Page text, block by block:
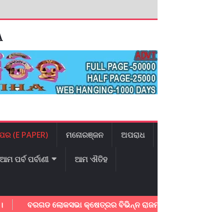
(E PAPER) ମନୋରଞ୍ଜନ ଅପରାଧ
ଆମ ପର୍ବ ପର୍ବାଣୀ ଆମ ଐତିହ
ବରଗଡ ଲୋକସଭା କ୍ଷେତ୍ରର ବିଭିନ୍ନ ରାଜମାର୍ଗ ର ତ୍ବରାନ୍ବିତ